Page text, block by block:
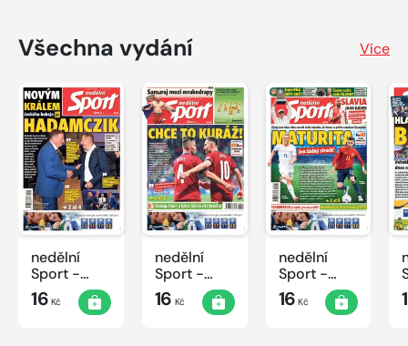
Všechna vydání Více
nedělní
Sport -
25/2022
16 Kč
nedělní
Sport -
24/2022
16 Kč
nedělní
Sport -
23/2022
16 Kč